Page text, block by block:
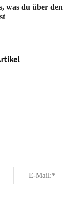
was du über den
Name:*